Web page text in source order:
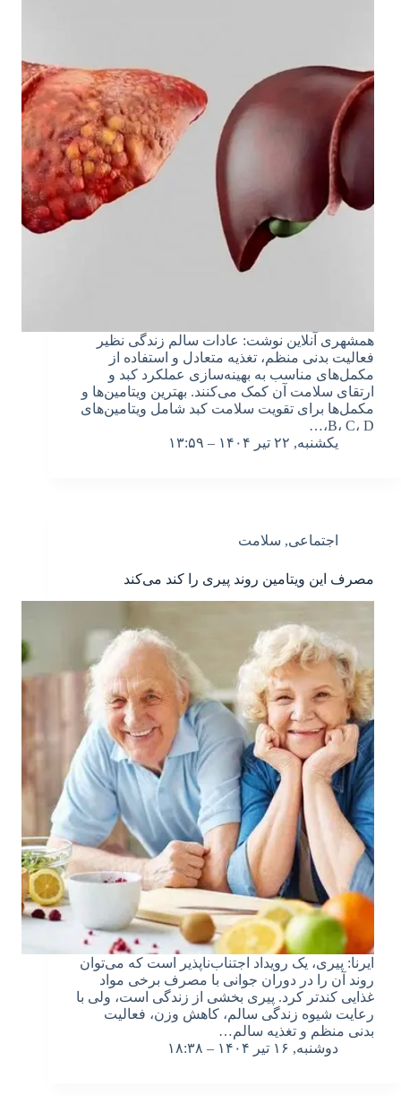
همشهری آنلاین نوشت: عادات سالم زندگی نظیر
فعالیت بدنی منظم، تغذیه متعادل و استفاده از
مکمل‌های مناسب به بهینه‌سازی عملکرد کبد و
ارتقای سلامت آن کمک می‌کنند. بهترین ویتامین‌ها و
مکمل‌ها برای تقویت سلامت کبد شامل ویتامین‌های
B، C، D،…
یکشنبه, ۲۲ تیر ۱۴۰۴ – ۱۳:۵۹
اجتماعی, سلامت
مصرف این ویتامین روند پیری را کند می‌کند
ایرنا: پیری، یک رویداد اجتناب‌ناپذیر است که می‌توان
روند آن را در دوران جوانی با مصرف برخی مواد
غذایی کندتر کرد. پیری بخشی از زندگی است، ولی با
رعایت شیوه زندگی سالم، کاهش وزن، فعالیت
بدنی منظم و تغذیه سالم…
دوشنبه, ۱۶ تیر ۱۴۰۴ – ۱۸:۳۸